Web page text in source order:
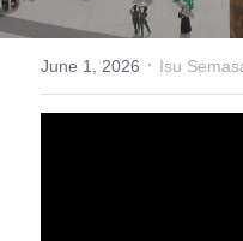
Sejarah
June 1, 2026 · Isu